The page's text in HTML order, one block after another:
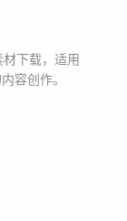
材下载，适用
容创作。